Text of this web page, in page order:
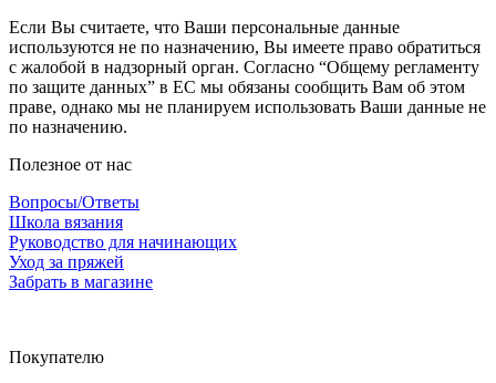
Если Вы считаете, что Ваши персональные данные
используются не по назначению, Вы имеете право обратиться
с жалобой в надзорный орган. Согласно “Общему регламенту
по защите данных” в ЕС мы обязаны сообщить Вам об этом
праве, однако мы не планируем использовать Ваши данные не
по назначению.
Полезное от нас
Вопросы/Ответы
Школа вязания
Руководство для начинающих
Уход за пряжей
Забрать в магазине
Покупателю